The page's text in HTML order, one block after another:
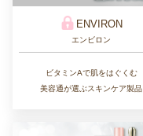
ENVIRON
エンビロン
ビタミンAで肌をはぐくむ
美容通が選ぶスキンケア製品